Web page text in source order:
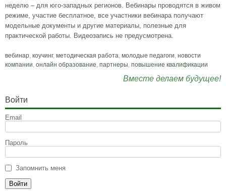
неделю – для юго-западных регионов. Вебинары проводятся в живом
режиме, участие бесплатное, все участники вебинара получают
модельные документы и другие материалы, полезные для
практической работы. Видеозапись не предусмотрена.
вебинар, коучинг, методическая работа, молодые педагоги, новости
компании, онлайн образование, партнеры, повышение квалификации
Вместе делаем будущее!
Войти
Email
Пароль
Запомнить меня